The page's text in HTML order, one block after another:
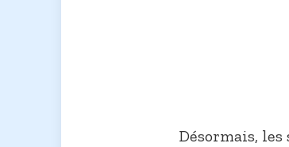
Désormais,